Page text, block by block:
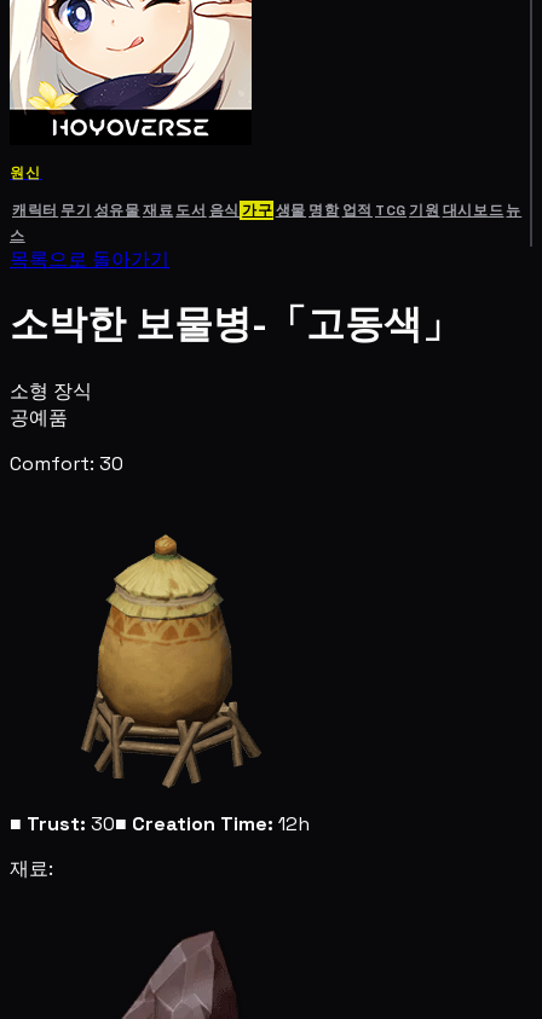
원신
캐릭터 무기 성유물재료도서 음식 가구생물 명함 업적 TCG기원 대시보드뉴
스
목록으로 돌아가기
소박한 보물병-「고동색」
소형 장식
공예품
Comfort: 30
■ Trust: 30■ Creation Time: 12h
재료: